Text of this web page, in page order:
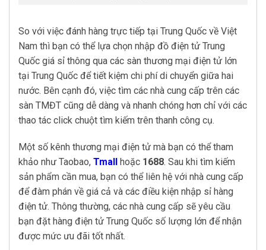
So với việc đánh hàng trực tiếp tại Trung Quốc về Việt
Nam thì bạn có thể lựa chọn nhập đồ điện tử Trung
Quốc giá sỉ thông qua các sàn thương mại điện tử lớn
tại Trung Quốc để tiết kiệm chi phí di chuyển giữa hai
nước. Bên cạnh đó, việc tìm các nhà cung cấp trên các
sàn TMĐT cũng dễ dàng và nhanh chóng hơn chỉ với các
thao tác click chuột tìm kiếm trên thanh công cụ.
Một số kênh thương mại điện tử mà bạn có thể tham
khảo như Taobao, Tmall hoặc 1688. Sau khi tìm kiếm
sản phẩm cần mua, bạn có thể liên hệ với nhà cung cấp
để đàm phán về giá cả và các điều kiện nhập sỉ hàng
điện tử. Thông thường, các nhà cung cấp sẽ yêu cầu
bạn đặt hàng điện tử Trung Quốc số lượng lớn để nhận
được mức ưu đãi tốt nhất.